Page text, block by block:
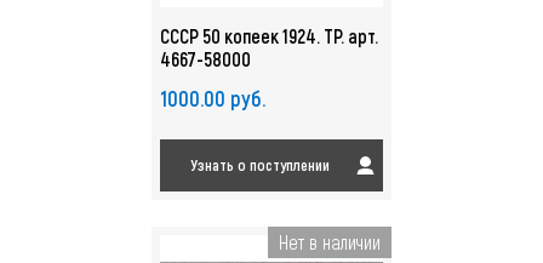
СССР 50 копеек 1924. ТР. арт.
4667-58000
1000.00 руб.
Узнать о поступлении
Нет в наличии